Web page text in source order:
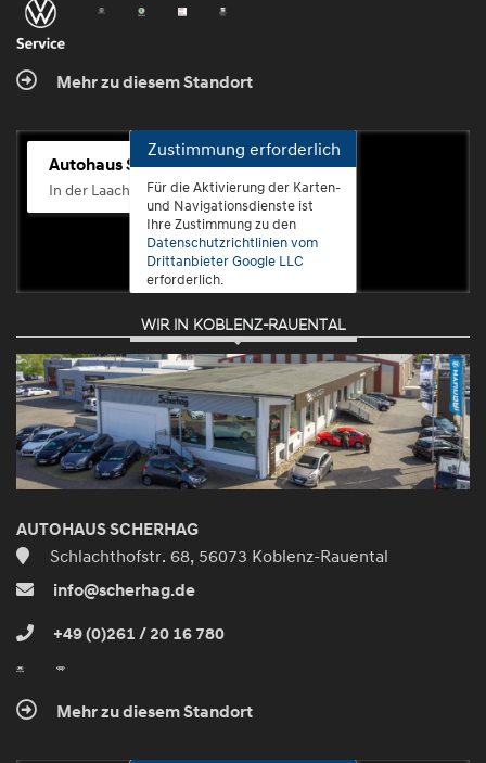
Mehr zu diesem Standort
Autohaus Scherhag
In der Laach 76, 56072 Koblenz-Güls
Zustimmung erforderlich
Für die Aktivierung der Karten-
und Navigationsdienste ist
Ihre Zustimmung zu den
Datenschutzrichtlinien vom
Drittanbieter Google LLC
erforderlich.
Zustimmen
und
aktivieren
WIR IN KOBLENZ-RAUENTAL
AUTOHAUS SCHERHAG
Schlachthofstr. 68, 56073 Koblenz-Rauental
info@scherhag.de
+49 (0)261 / 20 16 780
Mehr zu diesem Standort